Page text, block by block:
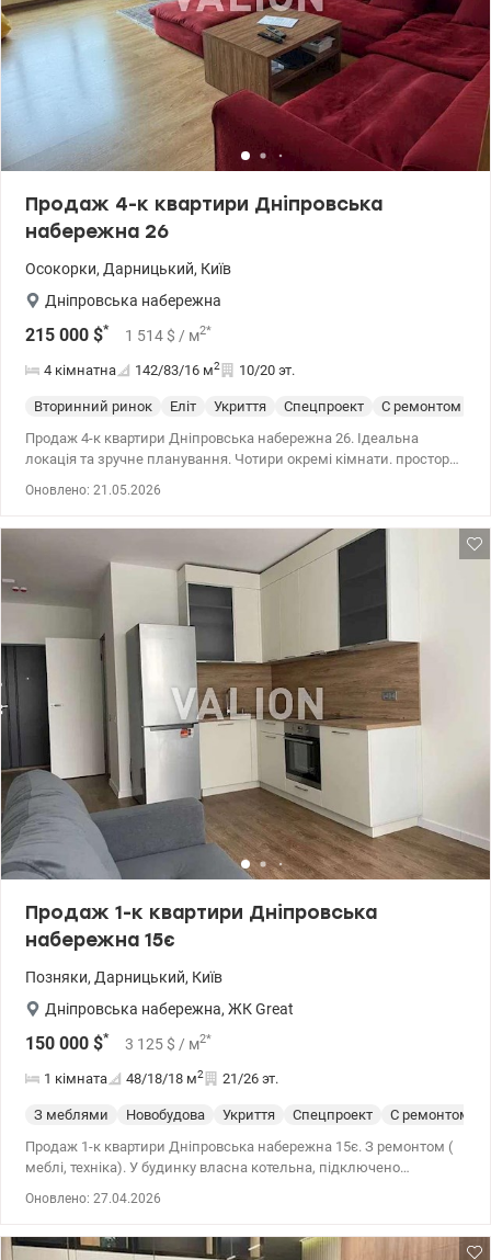
Продаж 4-к квартири Дніпровська
набережна 26
Осокорки, Дарницький, Київ
Дніпровська набережна
215 000 $* 1 514 $ / м2*
4 кімнатна 142/83/16 м2 10/20 эт.
Вторинний ринок Еліт Укриття Спецпроект
С ремонтом
Продаж 4-к квартири Дніпровська набережна 26. Ідеальна
локація та зручне планування. Чотири окремі кімнати. простора
розв'язка. 044 200 10 80 valion.ua/1141786
Оновлено: 21.05.2026
Продаж 1-к квартири Дніпровська
набережна 15є
Позняки, Дарницький, Київ
Дніпровська набережна, ЖК Great
150 000 $* 3 125 $ / м2*
1 кімната 48/18/18 м2 21/26 эт.
З меблями Новобудова Укриття Спецпроект
С ремонтом
Продаж 1-к квартири Дніпровська набережна 15є. З ремонтом (
меблі, техніка). У будинку власна котельна, підключено
Власна інфраструктура на території комплексу. 044 200 10 80
Оновлено: 27.04.2026